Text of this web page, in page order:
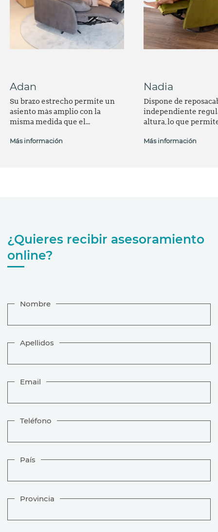
Adan
Su brazo estrecho permite un
asiento más amplio con la
misma medida que el...
Más información
Nadia
Dispone de
independiente
altura, lo que
Más información
¿Quieres recibir asesoramiento
online?
Nombre
Apellidos
Email
Teléfono
País
Provincia